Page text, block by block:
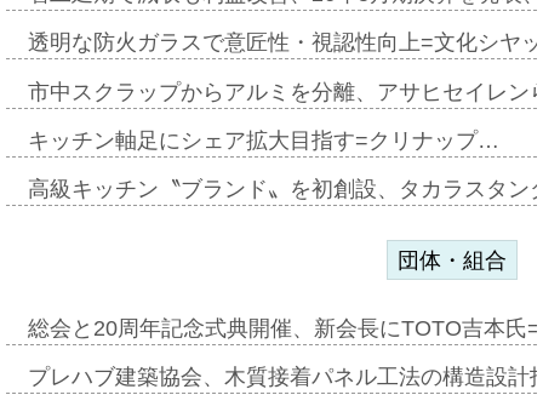
透明な防火ガラスで意匠性・視認性向上=文化シヤ
市中スクラップからアルミを分離、アサヒセイレ
キッチン軸足にシェア拡大目指す=クリナップ…
高級キッチン〝ブランド〟を初創設、タカラスタ
団体・組合
総会と20周年記念式典開催、新会長にTOTO吉本氏
プレハブ建築協会、木質接着パネル工法の構造設